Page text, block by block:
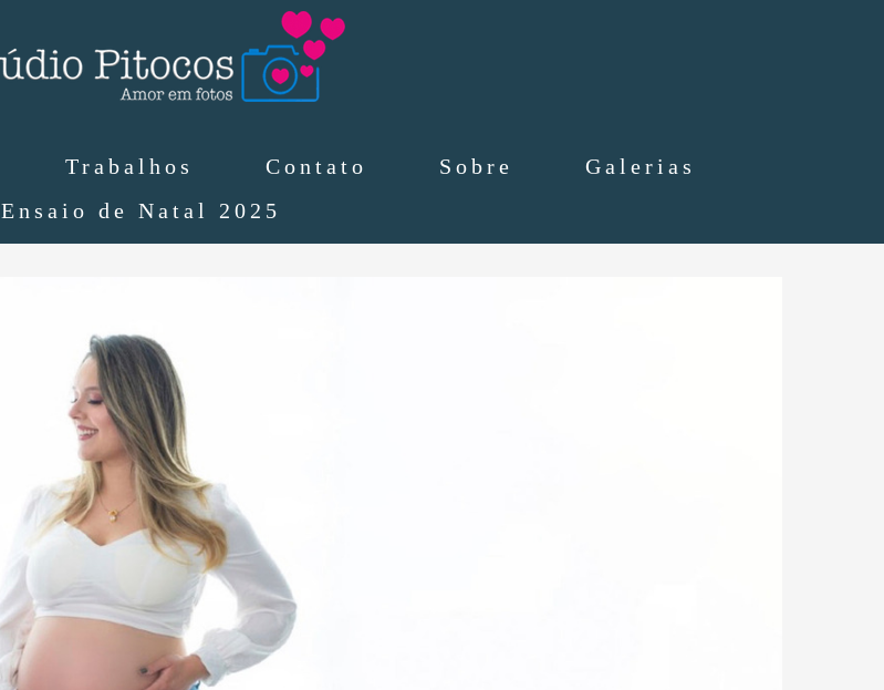
Trabalhos Contato Sobre
Galerias
Ensaio de Natal 2025